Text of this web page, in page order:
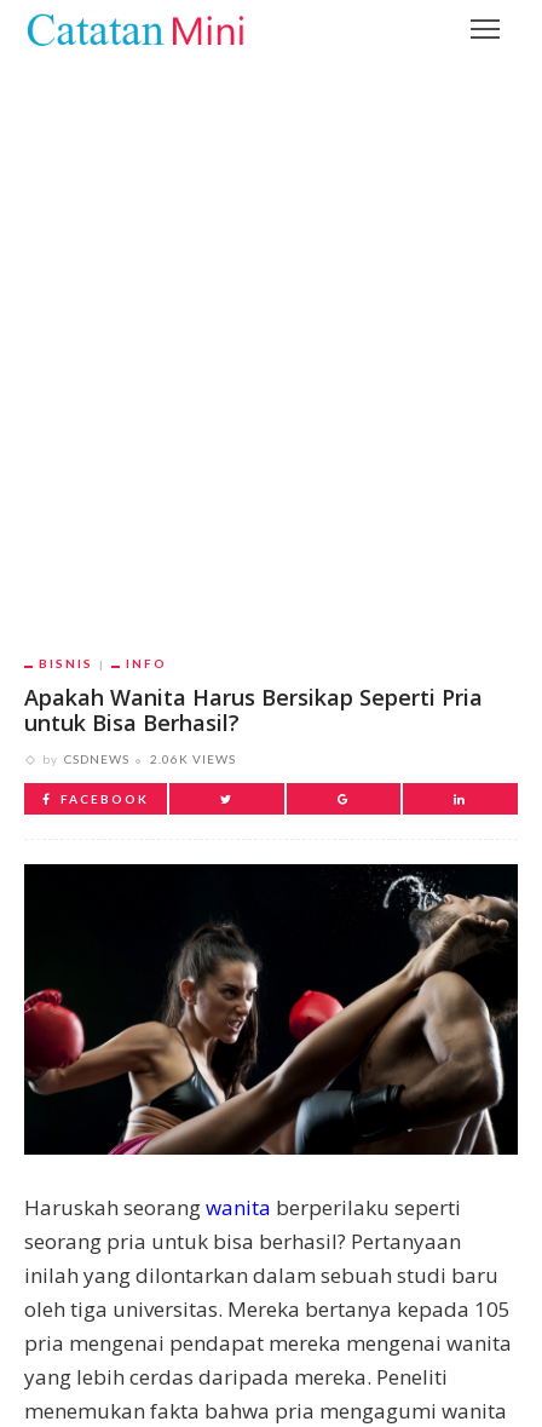
BISNIS INFO
Apakah Wanita Harus Bersikap Seperti Pria
untuk Bisa Berhasil?
by CSDNEWS 2.06K VIEWS
FACEBOOK
Haruskah seorangwanita berperilaku seperti
seorang pria untuk bisa berhasil? Pertanyaan
inilah yang dilontarkan dalam sebuah studi baru
oleh tiga universitas. Mereka bertanya kepada 105
pria mengenai pendapat mereka mengenai wanita
yang lebih cerdas daripada mereka. Peneliti
menemukan fakta bahwa pria mengagumi wanita